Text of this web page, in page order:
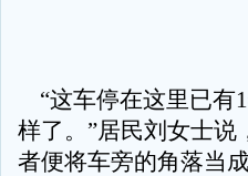
“这车停在这里已有
样了。”居民刘女士
者便将车旁的角落当